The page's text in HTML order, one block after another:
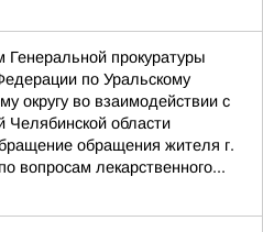
Генеральной прокуратуры
по Уральскому
округу во взаимодействии с
Челябинской области
обращения жителя г.
вопросам лекарственного...